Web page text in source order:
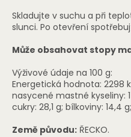
Skladujte v suchu a při
slunci. Po otevření
Může obsahovat stopy
Výživové údaje na 100 g:
Energetická hodnota: 2298
nasycené mastné kyseliny:
cukry: 28,1 g; bílkoviny: 14,4
Země původu: ŘECKO.